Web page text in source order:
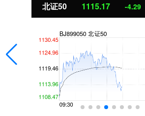
北证50 1115.17 -4.29